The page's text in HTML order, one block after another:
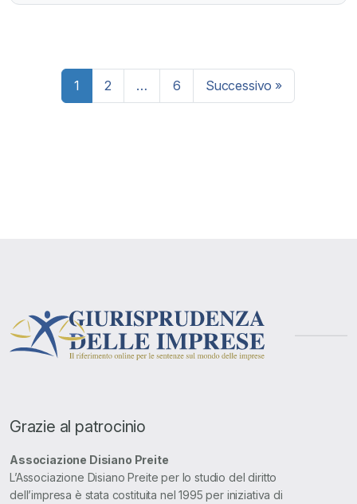
Paginazione
1 2 … 6 Successivo »
Grazie al patrocinio
Associazione Disiano Preite
L’Associazione Disiano Preite per lo studio del diritto
dell’impresa è stata costituita nel 1995 per iniziativa di